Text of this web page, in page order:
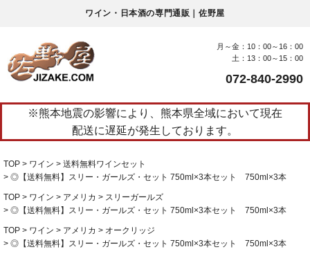
ワイン・日本酒の専門通販｜佐野屋
月～金：10：00～16：00
土：13：00～15：00
072-840-2990
※熊本地震の影響により、熊本県全域において現在
配送に遅延が発生しております。
TOP ワイン
送料無料ワインセット
◎【送料無料】スリー・ガールズ・セット 750ml×3本セット 750ml×3本
TOP ワイン アメリカ
スリーガールズ
◎【送料無料】スリー・ガールズ・セット 750ml×3本セット 750ml×3本
TOP ワイン アメリカ
オークリッジ
◎【送料無料】スリー・ガールズ・セット 750ml×3本セット 750ml×3本